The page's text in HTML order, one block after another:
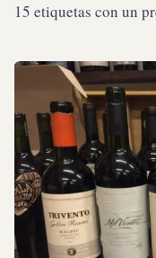
15 etiquetas con un